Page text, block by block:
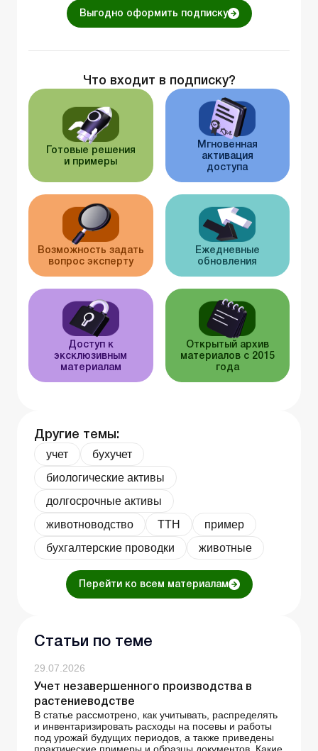
Выгодно оформить подписку
Что входит в подписку?
Готовые решения
и примеры
Мгновенная
активация
доступа
Возможность задать
вопрос эксперту
Ежедневные
обновления
Доступ к
эксклюзивным
материалам
Открытый архив
материалов с 2015
года
Другие темы:
учет
бухучет
биологические активы
долгосрочные активы
животноводство
ТТН
пример
бухгалтерские проводки
животные
Перейти ко всем материалам
Статьи по теме
29.07.2026
Учет незавершенного производства в
растениеводстве
В статье рассмотрено, как учитывать, распределять
и инвентаризировать расходы на посевы и работы
под урожай будущих периодов, а также приведены